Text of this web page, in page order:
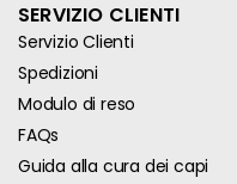
SERVIZIO CLIENTI
Servizio Clienti
Spedizioni
Modulo di reso
FAQs
Guida alla cura dei capi